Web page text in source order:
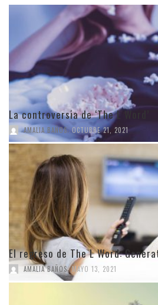
La controversia de ‘The L Word’
AMALIA BAÑOS, OCTUBRE 21, 2021
El regreso de The L Word:
AMALIA BAÑOS, MAYO 13, 2021